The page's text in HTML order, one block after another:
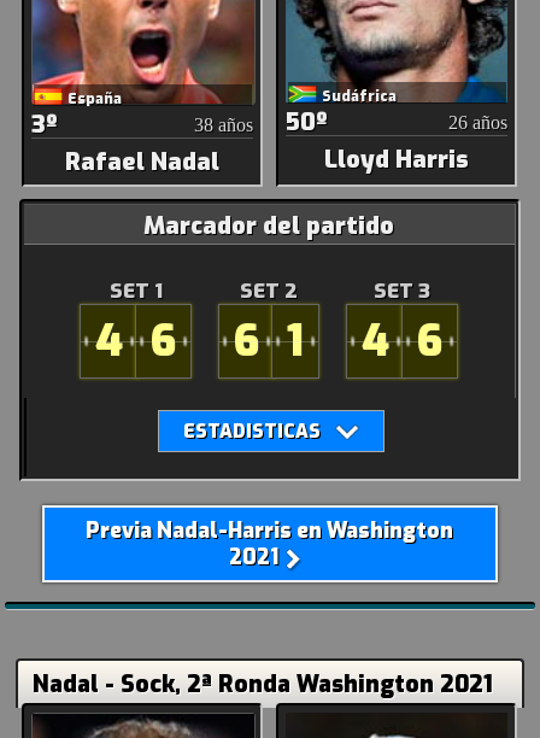
España
3º 38 años
Rafael Nadal
Sudáfrica
50º 26 años
Lloyd Harris
Marcador del partido
SET 1
4 6
SET 2
6 1
SET 3
4 6
Previa Nadal-Harris en Washington
2021
Nadal - Sock, 2ª Ronda Washington 2021